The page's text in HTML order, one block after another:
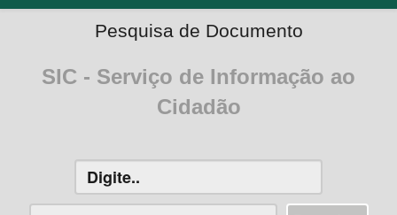
Pesquisa de Documento
SIC - Serviço de Informação ao
Cidadão